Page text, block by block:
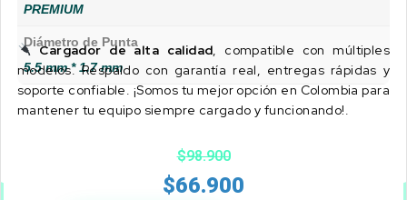
PREMIUM
Diámetro de Punta
5.5 mm * 1.7 mm
Cargador de alta calidad, compatible con múltiples
modelos. Respaldo con garantía real, entregas rápidas y
soporte confiable. ¡Somos tu mejor opción en Colombia para
mantener tu equipo siempre cargado y funcionando!.
$98.900
$66.900